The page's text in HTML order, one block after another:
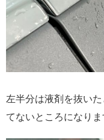
左半分は液剤を抜い
てないところになりま